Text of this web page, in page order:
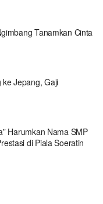
Tanamkan Cinta
ke Jepang, Gaji
Harumkan Nama SMP
di Piala Soeratin